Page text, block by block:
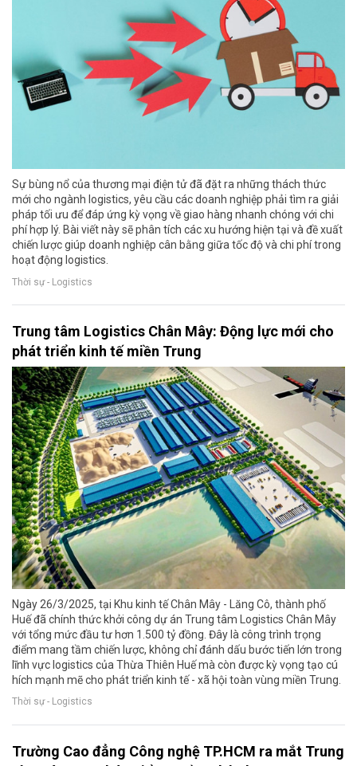
Sự bùng nổ của thương mại điện tử đã đặt ra những thách thức
mới cho ngành logistics, yêu cầu các doanh nghiệp phải tìm ra giải
pháp tối ưu để đáp ứng kỳ vọng về giao hàng nhanh chóng với chi
phí hợp lý. Bài viết này sẽ phân tích các xu hướng hiện tại và đề xuất
chiến lược giúp doanh nghiệp cân bằng giữa tốc độ và chi phí trong
hoạt động logistics.
Thời sự - Logistics
Trung tâm Logistics Chân Mây: Động lực mới cho
phát triển kinh tế miền Trung
Ngày 26/3/2025, tại Khu kinh tế Chân Mây - Lăng Cô, thành phố
Huế đã chính thức khởi công dự án Trung tâm Logistics Chân Mây
với tổng mức đầu tư hơn 1.500 tỷ đồng. Đây là công trình trọng
điểm mang tầm chiến lược, không chỉ đánh dấu bước tiến lớn trong
lĩnh vực logistics của Thừa Thiên Huế mà còn được kỳ vọng tạo cú
hích mạnh mẽ cho phát triển kinh tế - xã hội toàn vùng miền Trung.
Thời sự - Logistics
Trường Cao đẳng Công nghệ TP.HCM ra mắt Trung